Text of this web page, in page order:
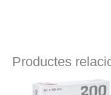
Productes